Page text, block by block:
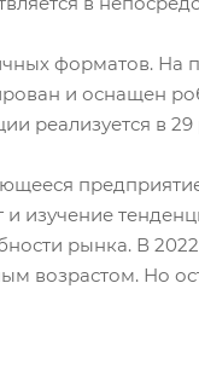
форматов. На
и оснащен
реализуется в
изучение
рынка. В
возрастом. Но